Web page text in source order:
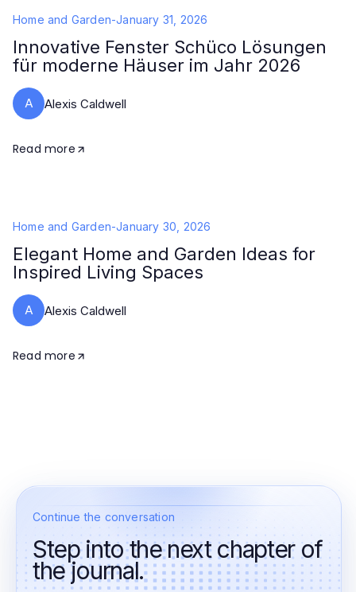
Home and Garden-January 31, 2026
Innovative Fenster Schüco Lösungen
für moderne Häuser im Jahr 2026
A Alexis Caldwell
Read more
Home and Garden-January 30, 2026
Elegant Home and Garden Ideas for
Inspired Living Spaces
A Alexis Caldwell
Read more
Continue the conversation
Step into the next chapter of
the journal.